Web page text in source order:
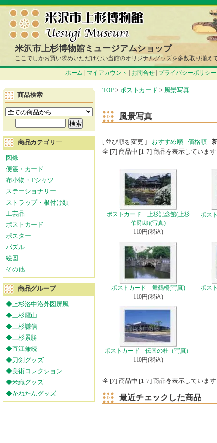
米沢市上杉博物館ミュージアムショップ
ここでしかお買い求めいただけない当館のオリジナルグッズを多数取り揃え
ホーム マイアカウント お問合せ プライバシーポリシー
TOP > ポストカード > 風景写真
風景写真
[ 並び順を変更 ] - おすすめ順 - 価格順 -
全 [7] 商品中 [1-7] 商品を表示しています
ポストカード 上杉記念館(上杉
伯爵邸)(写真)
110円(税込)
ポス
ポストカード 舞鶴橋(写真)
110円(税込)
ポス
ポストカード 伝国の杜（写真）
110円(税込)
全 [7] 商品中 [1-7] 商品を表示しています
最近チェックした商品
商品検索
商品カテゴリー
図録
便箋・カード
布小物・Tシャツ
ステーショナリー
ストラップ・根付け類
工芸品
ポストカード
ポスター
パズル
絵図
その他
商品グループ
◆上杉洛中洛外図屏風
◆上杉鷹山
◆上杉謙信
◆上杉景勝
◆直江兼続
◆刀剣グッズ
◆美術コレクション
◆米織グッズ
◆かねたんグッズ